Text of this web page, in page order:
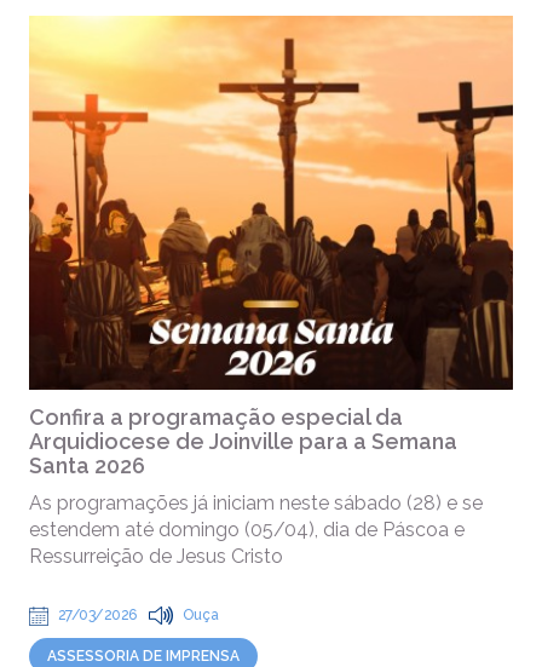
Confira a programação especial da
Arquidiocese de Joinville para a Semana
Santa 2026
As programações já iniciam neste sábado (28) e se
estendem até domingo (05/04), dia de Páscoa e
Ressurreição de Jesus Cristo
27/03/2026 Ouça
ASSESSORIA DE IMPRENSA